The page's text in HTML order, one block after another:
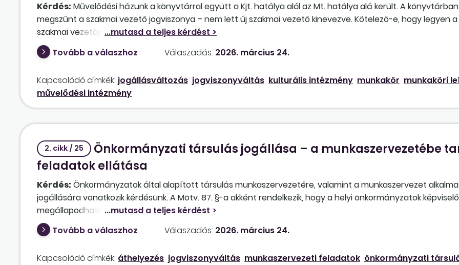
Kérdés: Művelődési házunk a könyvtárral együtt a Kjt. hatálya alól az Mt. hatálya alá került. A
megszűnt a szakmai vezető jogviszonya – nem lett új szakmai vezető kinevezve. Kötelező-e, hogy legyen
szakmai vezetője? Így, hogy az Mt. hatálya alá került a könyvtár, indokolja-e valami a szakmai vezetői
Ha esetleg nem, elég-e az, hogy az új munkavállalónak a munkaköri leírása tartalmazza a szakmai vezetői
ellátását?
Tovább a válaszhoz Válaszadás: 2026. március 24.
Kapcsolódó címkék: jogállásváltozás jogviszonyváltás kulturális intézmény munkakör munkaköri
művelődési intézmény
2. cikk / 25
Önkormányzati társulás jogállása – a munkaszervezetébe
feladatok ellátása
Kérdés: Önkormányzatok által alapított társulás munkaszervezetére, valamint a munkaszervezet
jogállására vonatkozik kérdésünk. A Mötv. 87. §-a akként rendelkezik, hogy a helyi önkormányzatok
megállapodhatnak abban, hogy egy vagy több önkormányzati feladat- és hatáskör, valamint a
államigazgatási feladat- és hatáskörének hatékonyabb, célszerűbb ellátására jogi személyiséggel
hoznak létre. A Mötv. 90. §-ának (1) bekezdése értelmében a társulás a feladatkörébe tartozó
szervezetet és egyéb szervezetet alapíthat, kinevezi vezetőiket. A társulás olyan vállalkozásban vehet
Tovább a válaszhoz Válaszadás: 2026. március 24.
Kapcsolódó címkék: áthelyezés jogviszonyváltás munkaszervezeti feladatok önkormányzati